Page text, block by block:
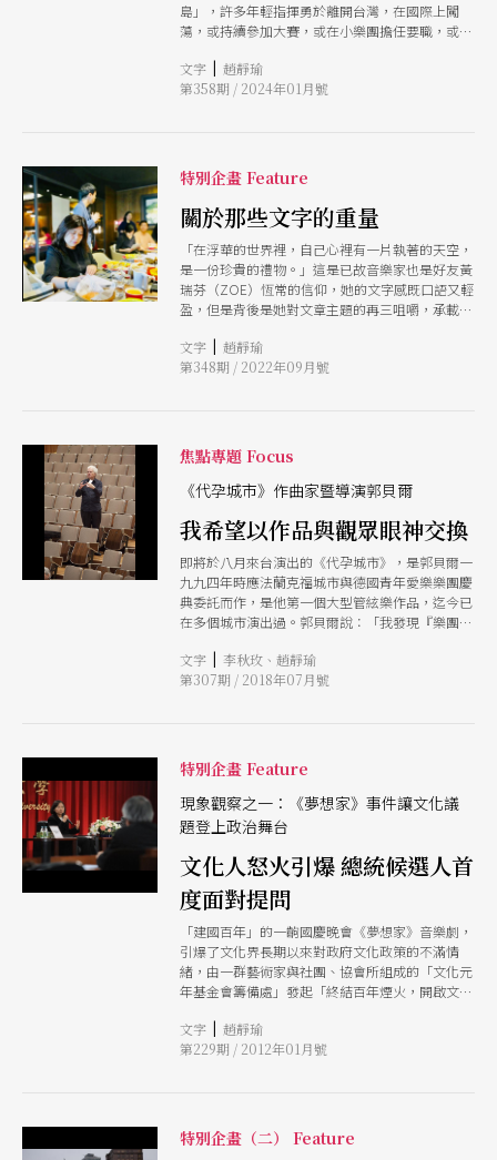
島」，許多年輕指揮勇於離開台灣，在國際上闖
蕩，或持續參加大賽，或在小樂團擔任要職，或在
的第一座堡壘。 指揮一字排開，林勤超曾於2016
到2018年擔任德國邁寧根劇院首席駐院指揮，2018
嘉之後，唯二拿下法國貝桑頌指揮大賽首獎的台灣
音樂家，也拿下香港國際指揮大賽銀牌，去年剛卸
任NSO國家交響樂團協同指揮，於去年12月上任高
雄市交響團樂團駐團指揮。
文字 | 趙靜瑜
第358期 / 2024年01月號
特別企畫 Feature
關於那些文字的重量
「在浮華的世界裡，自己心裡有一片執著的天空，
是一份珍貴的禮物。」這是已故音樂家也是好友黃
瑞芬（ZOE）恆常的信仰，她的文字感既口語又輕
盈，但是背後是她對文章主題的再三咀嚼，承載的
過比利時伊莉莎白國際聲樂大賽銅牌獎得主，演唱
機會減少之後，她以文字取代聲音，書寫她對藝
美的堅持。 ZOE驟逝之後，《PAR》的編輯群們很
快地整理集結ZOE曾經在雜誌中發表的25篇文章，
就像是25個造型不同，材質不同的音樂盒，每個都
的小溪」，有時旁邊有著死神與少女手牽手在散
但他說的每一句話都讓人驚奇。是的，她像個嚮
導，用她滿滿的想像力帶著我們穿越重重門檻，自
然進入古典音樂神奇的世界，認識人生，體會美。
《PAR》是老朋友，翻之閱之樂之，為我多年的新
聞工作帶來許多硬知識；《PAR》也是新朋友，常
常給我極度不可思議的奇想世界。 謝謝ZOE跟
《PAR》，我們得以看見那些表演藝術的重量。
文字 | 趙靜瑜
第348期 / 2022年09月號
焦點專題 Focus
《代孕城市》作曲家暨導演郭貝爾
我希望以作品與觀眾眼神交換
即將於八月來台演出的《代孕城市》，是郭貝爾一
九九四年時應法蘭克福城市與德國青年愛樂樂團慶
典委託而作，是他第一個大型管絃樂作品，迄今已
在多個城市演出過。郭貝爾說：「我發現『樂團』
像不同演奏群相互抗衡、在不同美學層次中相互碰
撞一樣，以不同經驗尋找可能性並且與觀眾交
文字 | 李秋玫、趙靜瑜
第307期 / 2018年07月號
特別企畫 Feature
現象觀察之一：《夢想家》事件讓文化議
題登上政治舞台
文化人怒火引爆 總統候選人首
度面對提問
「建國百年」的一齣國慶晚會《夢想家》音樂劇，
引爆了文化界長期以來對政府文化政策的不滿情
緒，由一群藝術家與社團、協會所組成的「文化元
年基金會籌備處」發起「終結百年煙火，開啟文化
動，在面對輿論及即將到來的總統大選雙重壓力之
下，文建會主委辭職下台，三黨總統候選人也破天
文字 | 趙靜瑜
第229期 / 2012年01月號
特別企畫（二） Feature